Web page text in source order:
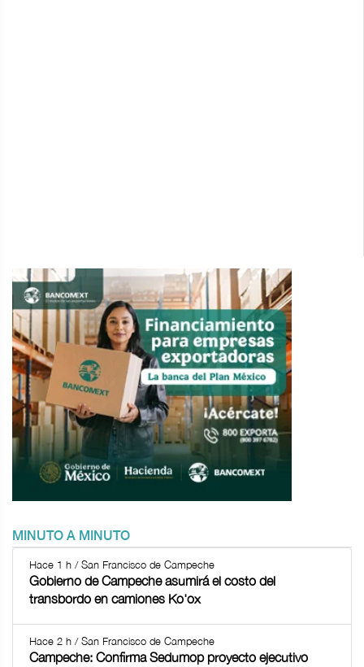
MINUTO A MINUTO
Hace 1 h / San Francisco de Campeche
Gobierno de Campeche asumirá el costo del
transbordo en camiones Ko'ox
Hace 2 h / San Francisco de Campeche
Campeche: Confirma Sedumop proyecto ejecutivo